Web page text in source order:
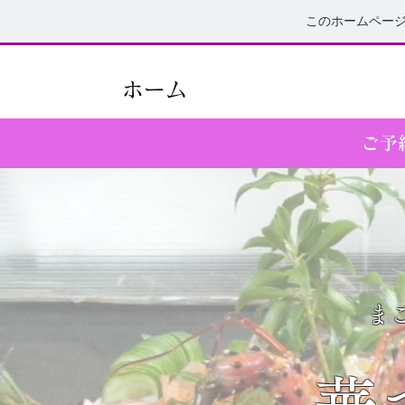
このホームペー
ホーム
ご予
ま